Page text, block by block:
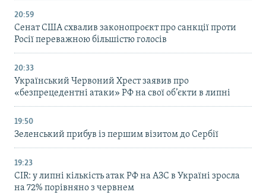
20:59
Cенат США схвалив законопроєкт про санкції проти
Росії переважною більшістю голосів
20:33
Український Червоний Хрест заявив про
«безпрецедентні атаки» РФ на свої об’єкти в липні
19:50
Зеленський прибув із першим візитом до Сербії
19:23
CIR: у липні кількість атак РФ на АЗС в Україні зросла
на 72% порівняно з червнем